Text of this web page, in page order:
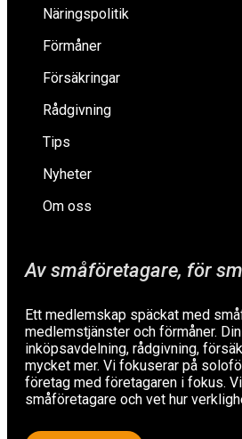
Av småföretagare, för
Ett medlemskap späckat med
medlemstjänster och förmåner.
inköpsavdelning, rådgivning,
mycket mer. Vi fokuserar på
företag med företagaren i fokus.
småföretagare och vet hur
Näringspolitik
Förmåner
Försäkringar
Rådgivning
Tips
Nyheter
Om oss